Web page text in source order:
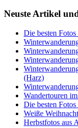
Neuste Artikel
Die besten Fotos
(Harz)
Wandertouren
Die besten Fotos
Weiße
Herbstfotos aus